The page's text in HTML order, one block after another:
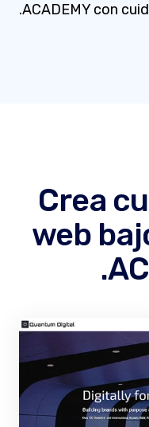
.ACADEMY con
Crea
web